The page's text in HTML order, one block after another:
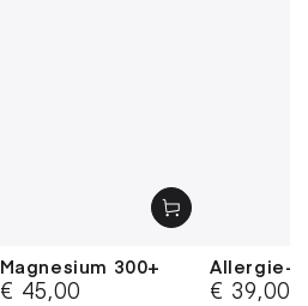
Magnesium 300+
Regulärer
€ 45,00
Allergie+
Regulärer
€ 39,00